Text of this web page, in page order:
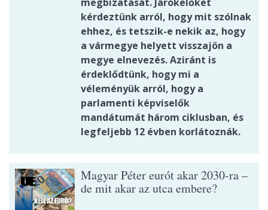
kérdeztünk arról, hogy mit szólnak
ehhez, és tetszik-e nekik az, hogy
a vármegye helyett visszajön a
megye elnevezés. Aziránt is
érdeklődtünk, hogy mi a
véleményük arról, hogy a
parlamenti képviselők
mandátumát három ciklusban, és
legfeljebb 12 évben korlátoznák.
Magyar Péter eurót akar 2030-ra –
de mit akar az utca embere?